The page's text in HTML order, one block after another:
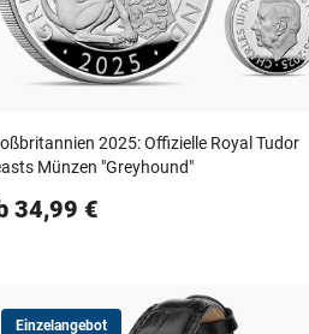
2025: Offizielle Royal Tudor
Münzen "Greyhound"
34,99 €
Einzelangebot